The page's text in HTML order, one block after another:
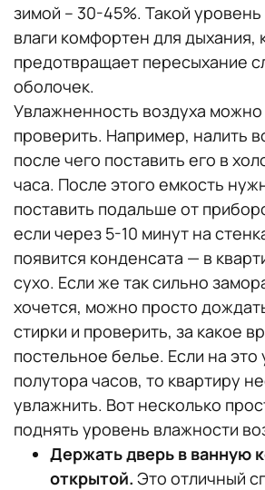
зимой – 30-45%. Такой
влаги комфортен для дыхания,
предотвращает пересыхание
оболочек.
Увлажненность воздуха можно
проверить. Например, налить
после чего поставить его в
часа. После этого емкость
поставить подальше от
если через 5-10 минут на
появится конденсата — в
сухо. Если же так сильно
хочется, можно просто
стирки и проверить, за какое
постельное белье. Если на это
полутора часов, то квартиру
увлажнить. Вот несколько
поднять уровень влажности
Держать дверь в ванную
открытой. Это отличный